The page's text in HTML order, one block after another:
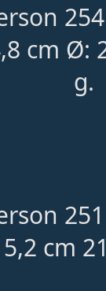
cm Ø:
g.
cm